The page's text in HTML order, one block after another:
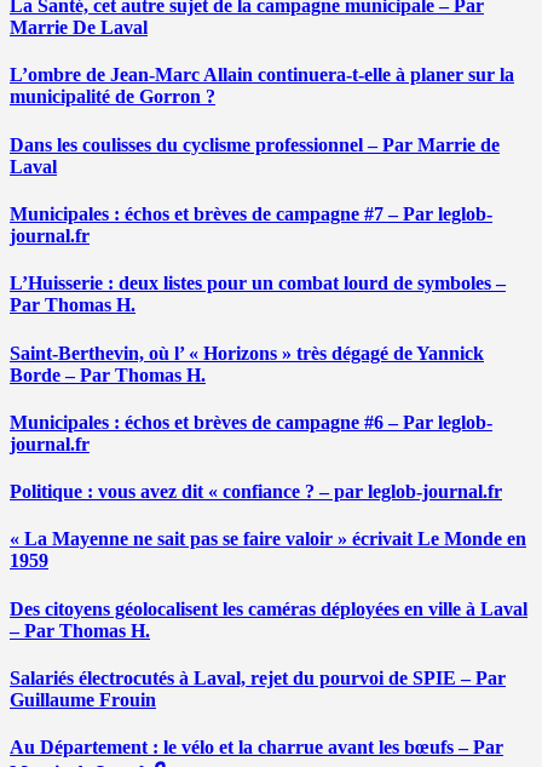
La Santé, cet autre sujet de la campagne municipale – Par
Marrie De Laval
L’ombre de Jean-Marc Allain continuera-t-elle à planer sur la
municipalité de Gorron ?
Dans les coulisses du cyclisme professionnel – Par Marrie de
Laval
Municipales : échos et brèves de campagne #7 – Par leglob-
journal.fr
L’Huisserie : deux listes pour un combat lourd de symboles –
Par Thomas H.
Saint-Berthevin, où l’ « Horizons » très dégagé de Yannick
Borde – Par Thomas H.
Municipales : échos et brèves de campagne #6 – Par leglob-
journal.fr
Politique : vous avez dit « confiance ? – par leglob-journal.fr
« La Mayenne ne sait pas se faire valoir » écrivait Le Monde en
1959
Des citoyens géolocalisent les caméras déployées en ville à Laval
– Par Thomas H.
Salariés électrocutés à Laval, rejet du pourvoi de SPIE – Par
Guillaume Frouin
Au Département : le vélo et la charrue avant les bœufs – Par